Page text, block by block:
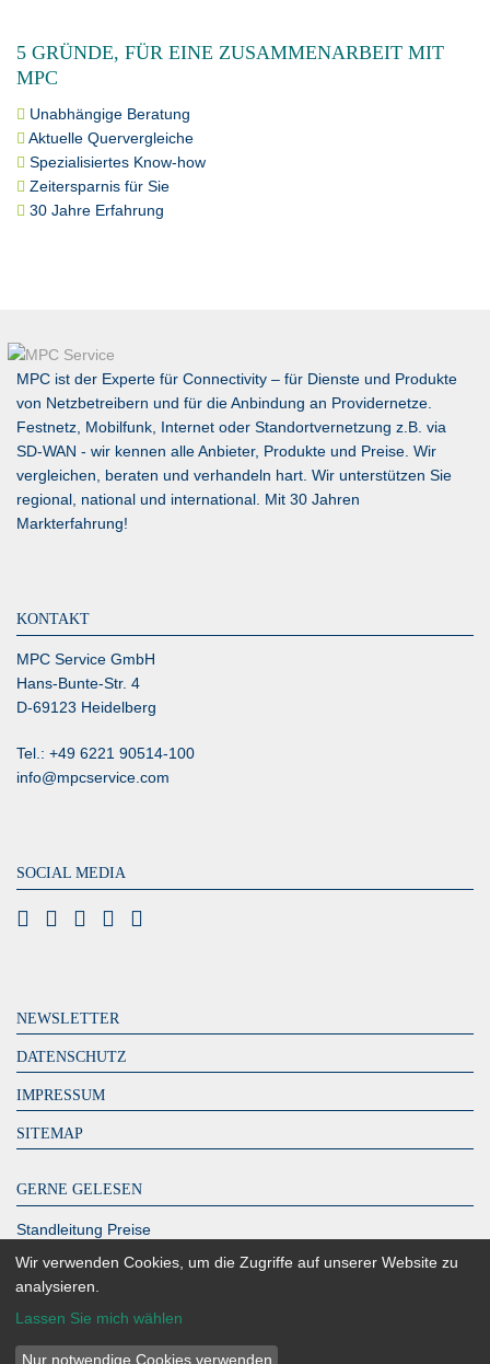
5 GRÜNDE, FÜR EINE ZUSAMMENARBEIT MIT
MPC
Unabhängige Beratung
Aktuelle Quervergleiche
Spezialisiertes Know-how
Zeitersparnis für Sie
30 Jahre Erfahrung
MPC ist der Experte für Connectivity – für Dienste und Produkte
von Netzbetreibern und für die Anbindung an Providernetze.
Festnetz, Mobilfunk, Internet oder Standortvernetzung z.B. via
SD-WAN - wir kennen alle Anbieter, Produkte und Preise. Wir
vergleichen, beraten und verhandeln hart. Wir unterstützen Sie
regional, national und international. Mit 30 Jahren
Markterfahrung!
KONTAKT
MPC Service GmbH
Hans-Bunte-Str. 4
D-69123 Heidelberg
Tel.: +49 6221 90514-100
info@mpcservice.com
SOCIAL MEDIA
NEWSLETTER
DATENSCHUTZ
IMPRESSUM
SITEMAP
GERNE GELESEN
Standleitung Preise
DeutschlandLAN Connect IP
MPLS Kosten – zahlen Sie zu viel?
Glasfaser Berlin
Richtfunk Internet
Wir verwenden Cookies, um die Zugriffe auf unserer Website zu
analysieren.
Lassen Sie mich wählen
Nur notwendige Cookies verwenden